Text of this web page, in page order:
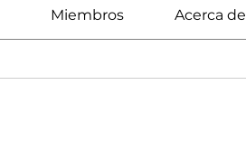
Miembros Acerca de